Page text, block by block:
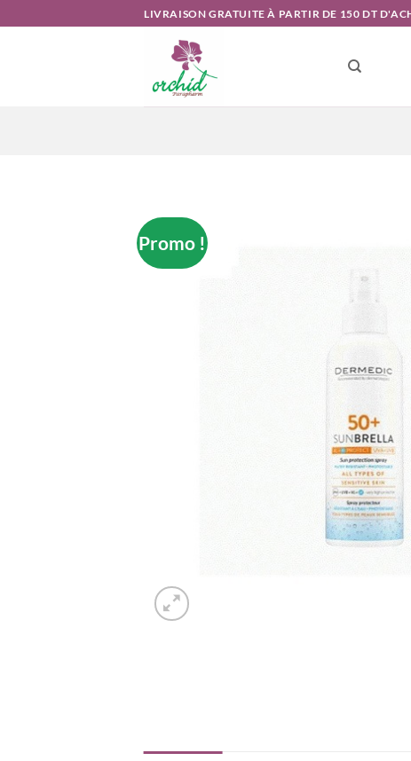
au
LIVRAISON GRATUITE À PARTIR DE 150 DT
Promo !